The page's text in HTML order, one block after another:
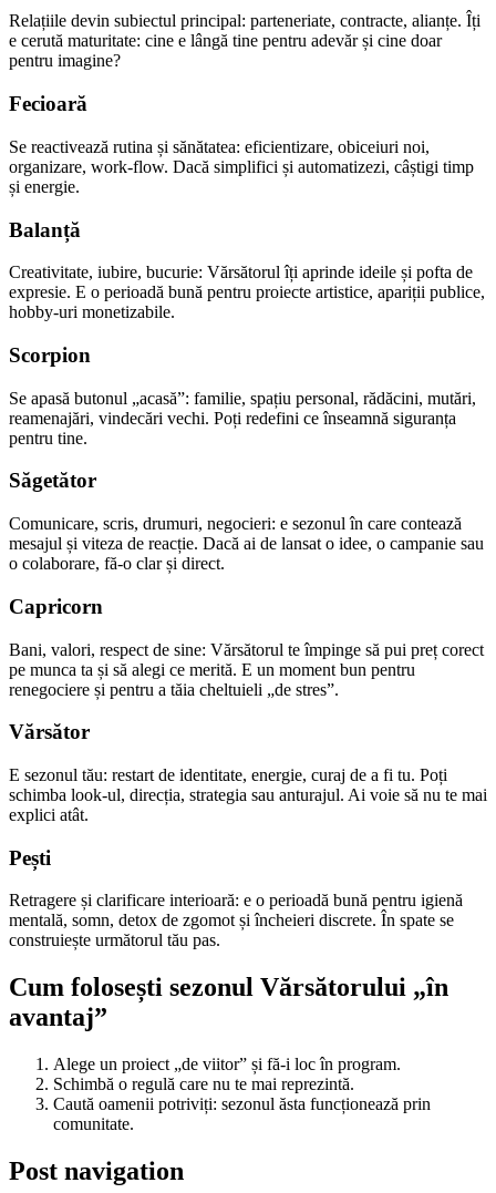
Relațiile devin subiectul principal: parteneriate, contracte, alianțe. Îți
e cerută maturitate: cine e lângă tine pentru adevăr și cine doar
pentru imagine?
Fecioară
Se reactivează rutina și sănătatea: eficientizare, obiceiuri noi,
organizare, work-flow. Dacă simplifici și automatizezi, câștigi timp
și energie.
Balanță
Creativitate, iubire, bucurie: Vărsătorul îți aprinde ideile și pofta de
expresie. E o perioadă bună pentru proiecte artistice, apariții publice,
hobby-uri monetizabile.
Scorpion
Se apasă butonul „acasă”: familie, spațiu personal, rădăcini, mutări,
reamenajări, vindecări vechi. Poți redefini ce înseamnă siguranța
pentru tine.
Săgetător
Comunicare, scris, drumuri, negocieri: e sezonul în care contează
mesajul și viteza de reacție. Dacă ai de lansat o idee, o campanie sau
o colaborare, fă-o clar și direct.
Capricorn
Bani, valori, respect de sine: Vărsătorul te împinge să pui preț corect
pe munca ta și să alegi ce merită. E un moment bun pentru
renegociere și pentru a tăia cheltuieli „de stres”.
Vărsător
E sezonul tău: restart de identitate, energie, curaj de a fi tu. Poți
schimba look-ul, direcția, strategia sau anturajul. Ai voie să nu te mai
explici atât.
Pești
Retragere și clarificare interioară: e o perioadă bună pentru igienă
mentală, somn, detox de zgomot și încheieri discrete. În spate se
construiește următorul tău pas.
Cum folosești sezonul Vărsătorului „în
avantaj”
Alege un proiect „de viitor” și fă-i loc în program.
Schimbă o regulă care nu te mai reprezintă.
Caută oamenii potriviți: sezonul ăsta funcționează prin
comunitate.
Post navigation